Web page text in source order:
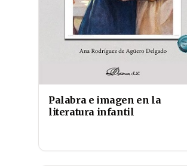
Palabra e imagen en la
literatura infantil